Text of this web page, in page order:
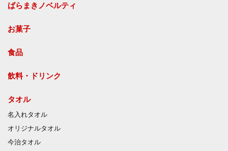
ばらまきノベルティ
お菓子
食品
飲料・ドリンク
タオル
名入れタオル
オリジナルタオル
今治タオル